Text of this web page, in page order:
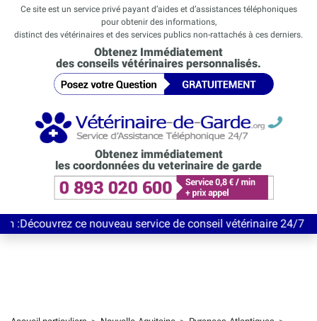
Ce site est un service privé payant d’aides et d’assistances téléphoniques
pour obtenir des informations,
distinct des vétérinaires et des services publics non-rattachés à ces derniers.
Obtenez Immédiatement
des conseils vétérinaires personnalisés.
Obtenez immédiatement
les coordonnées du veterinaire de garde
ce nouveau service de conseil vétérinaire 24/7